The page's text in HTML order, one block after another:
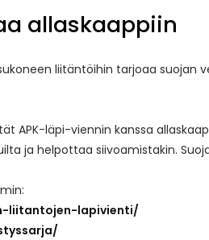
allaskaappiin
liitäntöihin tarjoaa suojan
APK-läpi-viennin kanssa
ja helpottaa siivoamistakin.
liitantojen-lapivienti/